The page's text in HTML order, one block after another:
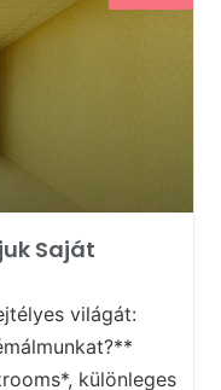
Saját
világát:
különleges